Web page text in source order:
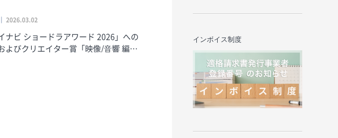
2026.03.02
ナビ ショードラアワード 2026」への
よびクリエイター賞「映像/⾳響 編集
インボイス制度